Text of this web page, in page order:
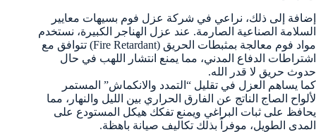
إضافة إلى ذلك، نراعي في شركة عزل فوم بسيهات معايير
السلامة الصناعية الصارمة. عند عزل الهناجر الكبيرة، نستخدم
مواد فوم معالجة بمثبطات الحريق (Fire Retardant) تتوافق مع
اشتراطات الدفاع المدني، مما يمنع انتشار اللهب في حال
حدوث حريق لا قدر الله.
كما يساهم العزل في تقليل “التمدد والانكماش” المستمر
لألواح الصاج الناتج عن الفارق الحراري بين الليل والنهار، مما
يحافظ على ثبات البراغي ويمنع تفكك هيكل المستودع على
المدى الطويل، موفراً بذلك تكاليف صيانة باهظة.